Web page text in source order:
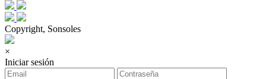
Copyright, Sonsoles
×
Iniciar sesión